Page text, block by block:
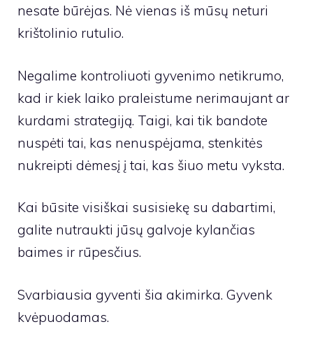
nesate būrėjas. Nė vienas iš mūsų neturi
krištolinio rutulio.
Negalime kontroliuoti gyvenimo netikrumo,
kad ir kiek laiko praleistume nerimaujant ar
kurdami strategiją. Taigi, kai tik bandote
nuspėti tai, kas nenuspėjama, stenkitės
nukreipti dėmesį į tai, kas šiuo metu vyksta.
Kai būsite visiškai susisiekę su dabartimi,
galite nutraukti jūsų galvoje kylančias
baimes ir rūpesčius.
Svarbiausia gyventi šia akimirka. Gyvenk
kvėpuodamas.